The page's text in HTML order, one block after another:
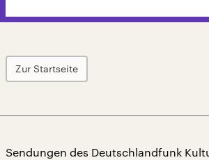
Zur Startseite
Sendungen des Deutschlandfunk